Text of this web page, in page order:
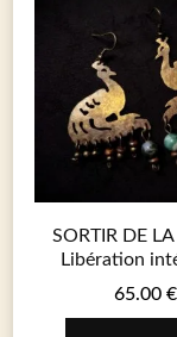
SORTIR DE LA
Libération
65.00€